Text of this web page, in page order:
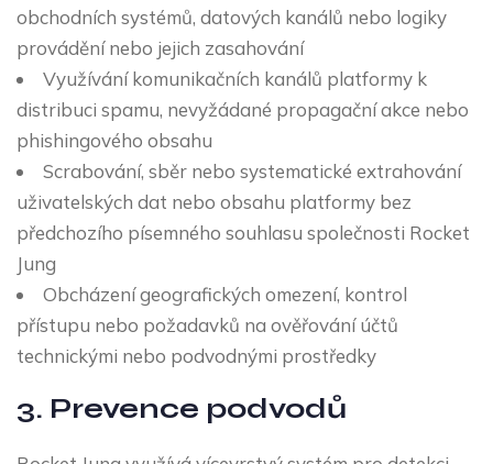
obchodních systémů, datových kanálů nebo logiky
provádění nebo jejich zasahování
Využívání komunikačních kanálů platformy k
distribuci spamu, nevyžádané propagační akce nebo
phishingového obsahu
Scrabování, sběr nebo systematické extrahování
uživatelských dat nebo obsahu platformy bez
předchozího písemného souhlasu společnosti Rocket
Jung
Obcházení geografických omezení, kontrol
přístupu nebo požadavků na ověřování účtů
technickými nebo podvodnými prostředky
3. Prevence podvodů